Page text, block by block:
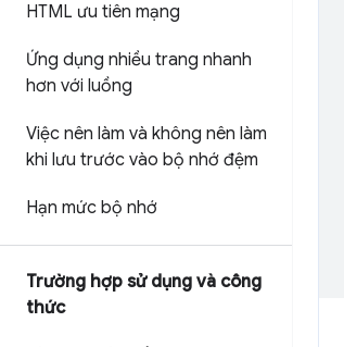
HTML ưu tiên mạng
Ứng dụng nhiều trang nhanh
hơn với luồng
Việc nên làm và không nên làm
khi lưu trước vào bộ nhớ đệm
Hạn mức bộ nhớ
Trường hợp sử dụng và công
thức